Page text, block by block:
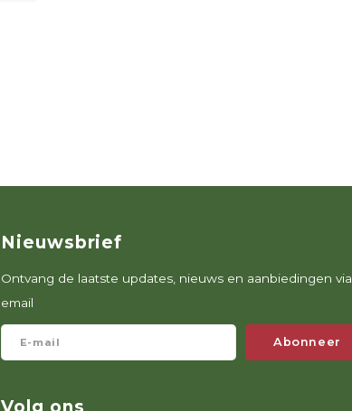
Nieuwsbrief
Ontvang de laatste updates, nieuws en aanbiedingen via
email
Abonneer